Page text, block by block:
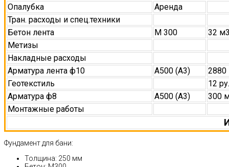
Опалубка
Аренда
Тран. расходы и спец.техники
Бетон лента
М 300
32
Метизы
Накладные расходы
Арматура лента ф10
А500 (А3)
Геотекстиль
12
Арматура ф8
А500 (А3)
300
Монтажные работы
Фундамент для бани:
Толщина: 250 мм